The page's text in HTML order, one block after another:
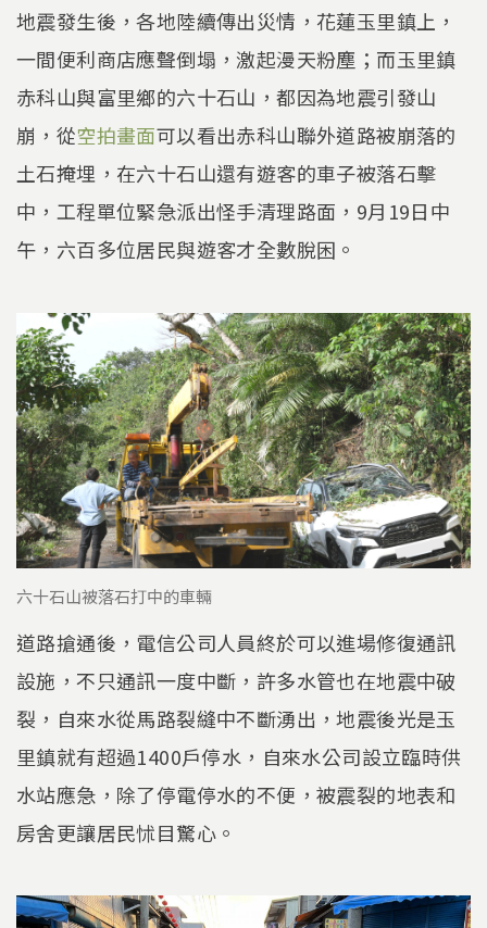
地震發生後，各地陸續傳出災情，花蓮玉里鎮上，
一間便利商店應聲倒塌，激起漫天粉塵；而玉里鎮
赤科山與富里鄉的六十石山，都因為地震引發山
崩，從空拍畫面可以看出赤科山聯外道路被崩落的
土石掩埋，在六十石山還有遊客的車子被落石擊
中，工程單位緊急派出怪手清理路面，9月19日中
午，六百多位居民與遊客才全數脫困。
六十石山被落石打中的車輛
道路搶通後，電信公司人員終於可以進場修復通訊
設施，不只通訊一度中斷，許多水管也在地震中破
裂，自來水從馬路裂縫中不斷湧出，地震後光是玉
里鎮就有超過1400戶停水，自來水公司設立臨時供
水站應急，除了停電停水的不便，被震裂的地表和
房舍更讓居民怵目驚心。